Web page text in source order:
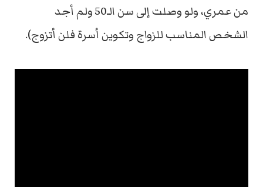
من عمري، ولو وصلت إلى سن الـ50 ولم أجد
الشخص المناسب للزواج وتكوين أسرة فلن أتزوج).